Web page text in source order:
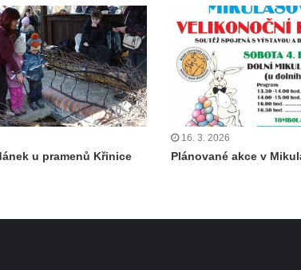
u pramenů Křinice
16. 3. 2026
Plánované akce v